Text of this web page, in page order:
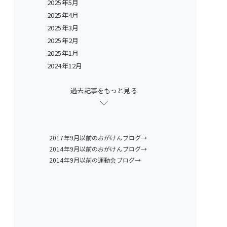
2025年5月
2025年4月
2025年3月
2025年2月
2025年1月
2024年12月
過去記事をもっと見る
2017年9月以前のおがけんブログ→
2014年9月以前のおがけんブログ→
2014年9月以前の運動会ブログ→